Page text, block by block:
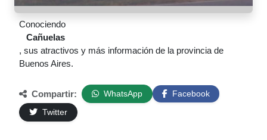
Conociendo
Cañuelas
, sus atractivos y más información de la provincia de
Buenos Aires.
Compartir: WhatsApp
Facebook
Twitter